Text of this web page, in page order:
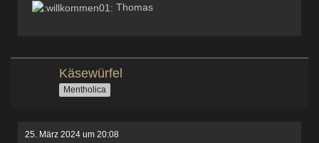
Thomas
Käsewürfel
Mentholica
25. März 2024 um 20:08